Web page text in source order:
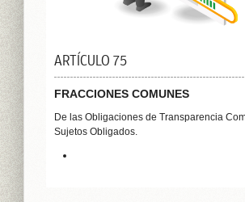
ARTÍCULO 75
FRACCIONES COMUNES
De las Obligaciones de Transparencia
Sujetos Obligados.